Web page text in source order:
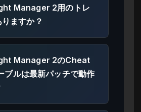
Manager 2用のトレ
ますか？
Manager 2のCheat
ブルは最新パッチで動作